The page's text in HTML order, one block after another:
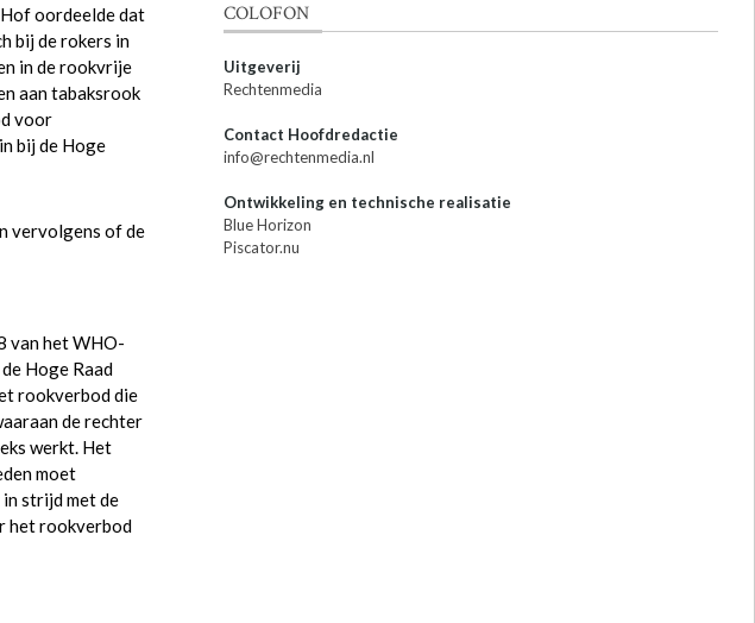
oordeelde dat
bij de rokers in
in de rookvrije
aan tabaksrook
voor
bij de Hoge
vervolgens of de
van het WHO-
Hoge Raad
rookverbod die
de rechter
werkt. Het
moet
strijd met de
het rookverbod
COLOFON
Uitgeverij
Rechtenmedia
Contact Hoofdredactie
info@rechtenmedia.nl
Ontwikkeling en technische realisatie
Blue Horizon
Piscator.nu